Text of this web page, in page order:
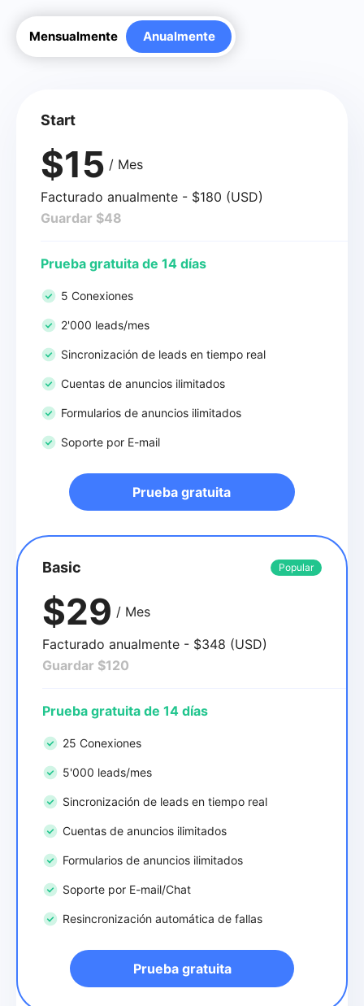
Mensualmente Anualmente
Start
$15 / Mes
Facturado anualmente - $180 (USD)
Guardar $48
Prueba gratuita de 14 días
5 Conexiones
2'000 leads/mes
Sincronización de leads en tiempo real
Cuentas de anuncios ilimitados
Formularios de anuncios ilimitados
Soporte por E-mail
Prueba gratuita
Basic Popular
$29 / Mes
Facturado anualmente - $348 (USD)
Guardar $120
Prueba gratuita de 14 días
25 Conexiones
5'000 leads/mes
Sincronización de leads en tiempo real
Cuentas de anuncios ilimitados
Formularios de anuncios ilimitados
Soporte por E-mail/Chat
Resincronización automática de fallas
Prueba gratuita